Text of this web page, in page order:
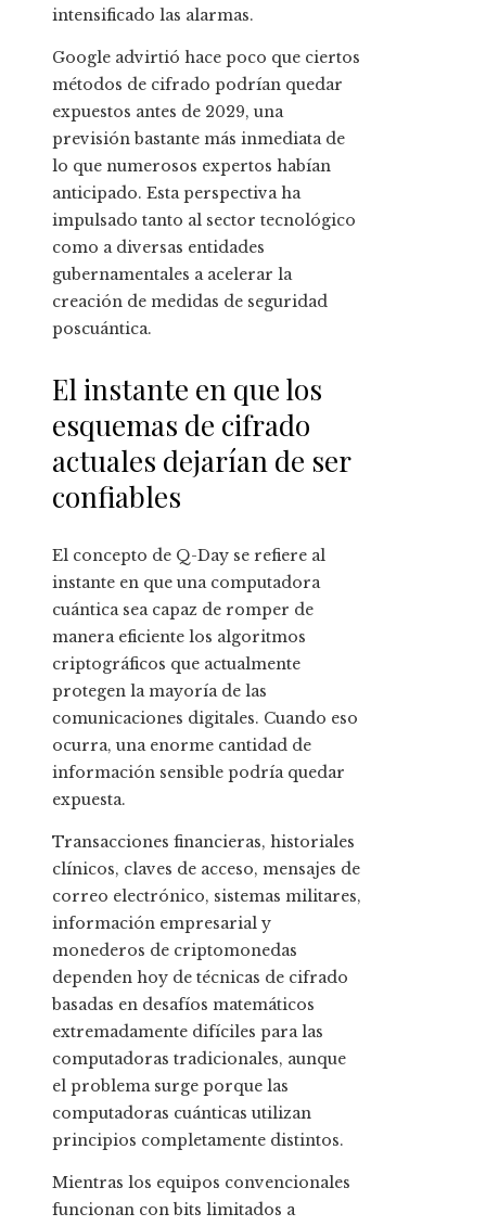
intensificado las alarmas.
Google advirtió hace poco que ciertos
métodos de cifrado podrían quedar
expuestos antes de 2029, una
previsión bastante más inmediata de
lo que numerosos expertos habían
anticipado. Esta perspectiva ha
impulsado tanto al sector tecnológico
como a diversas entidades
gubernamentales a acelerar la
creación de medidas de seguridad
poscuántica.
El instante en que los
esquemas de cifrado
actuales dejarían de ser
confiables
El concepto de Q-Day se refiere al
instante en que una computadora
cuántica sea capaz de romper de
manera eficiente los algoritmos
criptográficos que actualmente
protegen la mayoría de las
comunicaciones digitales. Cuando eso
ocurra, una enorme cantidad de
información sensible podría quedar
expuesta.
Transacciones financieras, historiales
clínicos, claves de acceso, mensajes de
correo electrónico, sistemas militares,
información empresarial y
monederos de criptomonedas
dependen hoy de técnicas de cifrado
basadas en desafíos matemáticos
extremadamente difíciles para las
computadoras tradicionales, aunque
el problema surge porque las
computadoras cuánticas utilizan
principios completamente distintos.
Mientras los equipos convencionales
funcionan con bits limitados a